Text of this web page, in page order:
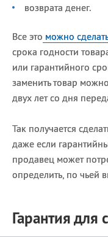
возврата денег.
Все это можно сделать
срока годности
или гарантийного
заменить товар
двух лет со дня
Так получается
даже если
продавец может
определить, по чьей
Гарантия для